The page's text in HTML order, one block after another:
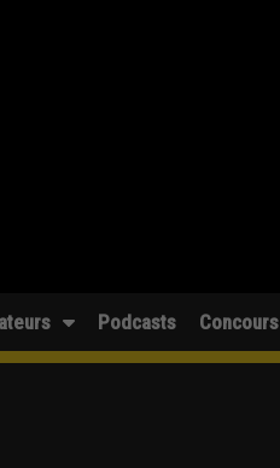
Podcasts Concours